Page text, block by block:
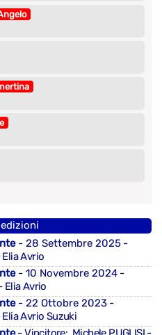
- 28 Settembre 2025 -
Avrio
- 10 Novembre 2024 -
Elia Avrio
- 22 Ottobre 2023 -
Avrio Suzuki